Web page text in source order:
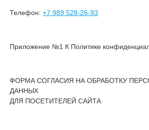
Телефон: +7 989 528-26-93
Приложение №1 К Политике
ФОРМА СОГЛАСИЯ НА ОБРАБОТКУ
ДАННЫХ
ДЛЯ ПОСЕТИТЕЛЕЙ САЙТА